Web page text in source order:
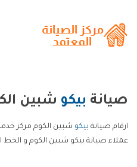
صيانة بيكو شبين
ارقام صيانة بيكو شبين الكوم مركز
عملاء صيانة بيكو شبين الكوم و